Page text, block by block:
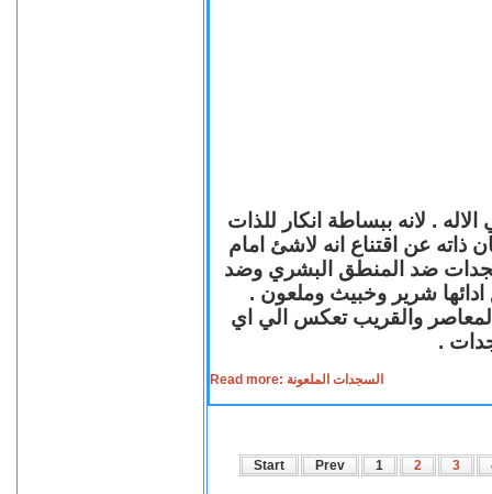
. لانه ببساطة انكار للذات
ذاته عن اقتناع انه لاشئ امام
ضد المنطق البشري وضد
ادائها شرير وخبيث وملعون .
المعاصر والقريب تعكس الي اي
.
Read more: السجدات الملعونة
Start Prev 1 2 3